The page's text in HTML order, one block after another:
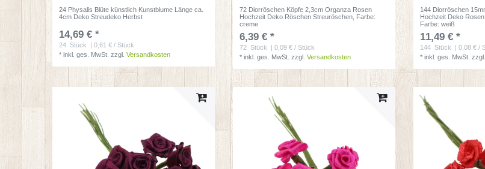
24 Physalis Blüte künstlich Kunstblume Länge ca.
4cm Deko Streudeko Herbst
14,69 € *
24 Stück
| 0,61 € / Stück
*inkl. ges. MwSt. zzgl.Versandkosten
72 Diorröschen Köpfe 2,3cm Organza Rosen
Hochzeit Deko Röschen Streuröschen, Farbe:
creme
6,39 € *
72 Stück
| 0,09 € / Stück
*inkl. ges. MwSt. zzgl.Versandkosten
144 Diorröschen
Hochzeit Deko
Farbe: weiß
11,49 € *
144 Stück
| 0,08 € /
*inkl. ges. MwSt.